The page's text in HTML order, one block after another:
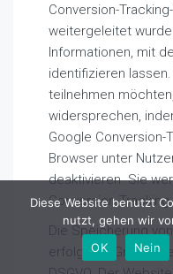
Conversion-
weitergeleitet
Informationen, mit
identifizieren
teilnehmen
widersprechen,
Google Conversion-
Browser unter
deaktivieren. Sie
Conversion-
Die Speicherung
erfolgt auf
Diese Website benutzt
nutzt, gehen wir
OK
Nein